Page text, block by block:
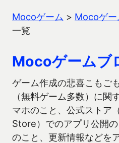
Mocoゲーム > Mocoゲー
一覧
Mocoゲームブ
ゲーム作成の悲喜こもご
（無料ゲーム多数）に関
マホのこと、公式ストア
Store）でのアプリ公開
のこと、更新情報などを